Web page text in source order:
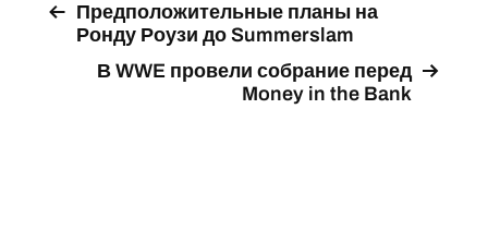
Предположительные планы на
Ронду Роузи до Summerslam
В WWE провели собрание перед
Money in the Bank